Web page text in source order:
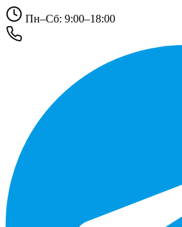
Пн–Сб: 9:00–18:00